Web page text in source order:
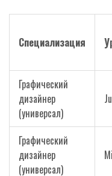
Специализация
Графический
дизайнер
(универсал)
Графический
дизайнер
(универсал)